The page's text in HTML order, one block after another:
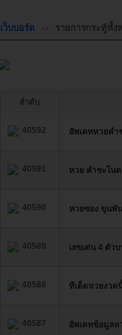
เว็บบอร์ด >> รายการกระทู้ทั้ง
ลำดับ
40592 อัพเดทหวยคำ
40591 หวย คำชะโน
40590 หวยซอง ขุนพัน
40589 เลขเด่น 4 ตัว
40588 ทีเด็ดหวยงวด
40587 อัพเดทข้อมูลห